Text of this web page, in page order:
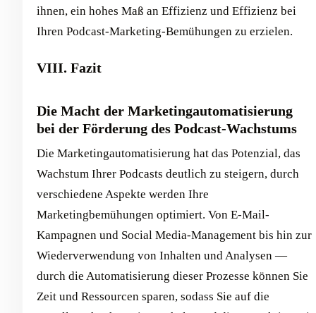
ihnen, ein hohes Maß an Effizienz und Effizienz bei
Ihren Podcast-Marketing-Bemühungen zu erzielen.
VIII. Fazit
Die Macht der Marketingautomatisierung
bei der Förderung des Podcast-Wachstums
Die Marketingautomatisierung hat das Potenzial, das
Wachstum Ihrer Podcasts deutlich zu steigern, durch
verschiedene Aspekte werden Ihre
Marketingbemühungen optimiert. Von E-Mail-
Kampagnen und Social Media-Management bis hin zur
Wiederverwendung von Inhalten und Analysen —
durch die Automatisierung dieser Prozesse können Sie
Zeit und Ressourcen sparen, sodass Sie auf die